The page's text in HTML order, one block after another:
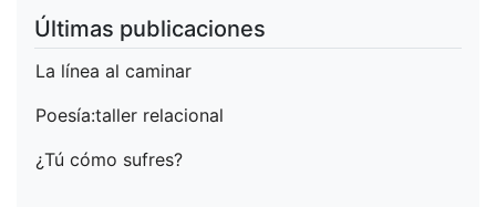
(corn)
en
tu
Últimas publicaciones
La línea al caminar
Poesía:taller relacional
¿Tú cómo sufres?